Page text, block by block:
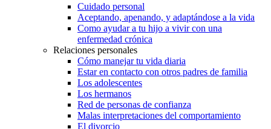
Cuidado personal
Aceptando, apenando, y adaptándose a la vida
Como ayudar a tu hijo a vivir con una
enfermedad crónica
Relaciones personales
Cómo manejar tu vida diaria
Estar en contacto con otros padres de familia
Los adolescentes
Los hermanos
Red de personas de confianza
Malas interpretaciones del comportamiento
El divorcio